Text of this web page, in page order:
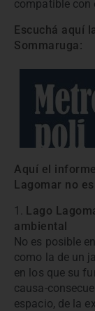
compatible con
Escuchá aquí
Sommaruga:
Aquí el
Lagomar no
1. Lago
ambiental
No es posible
como la de un
en los que su
causa-
espacio, de la